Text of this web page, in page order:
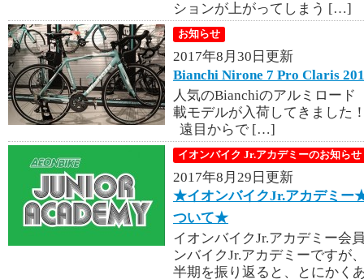
ションが上がってしまう […]
お知らせ
2017年8月30日更新
Bianchi Nirone 7 Pro Claris
人気のBianchiのアルミロード
載モデルが入荷してきました
遠目からで […]
イオンバイク Jr.アカデミーのお知らせ
2017年8月29日更新
★イオンバイクJr.アカデミー
ついて★
イオンバイクJr.アカデミー会
ンバイクJr.アカデミーですが
半期を振り返ると、とにかく